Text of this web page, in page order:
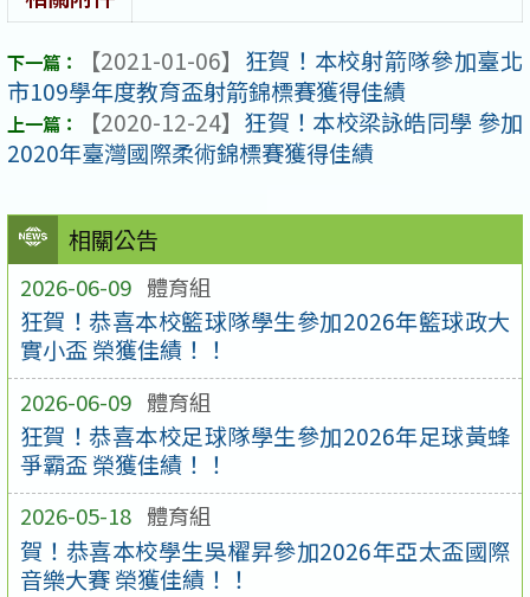
相關公告
2026-06-09 體育組
狂賀！恭喜本校籃球隊學生參加2026年籃球政大
實小盃 榮獲佳績！！
2026-06-09 體育組
狂賀！恭喜本校足球隊學生參加2026年足球黃蜂
爭霸盃 榮獲佳績！！
2026-05-18 體育組
賀！恭喜本校學生吳櫂昇參加2026年亞太盃國際
音樂大賽 榮獲佳績！！
【2021-01-06】 狂賀！本校射箭隊參加臺北
市109學年度教育盃射箭錦標賽獲得佳績
【2020-12-24】 狂賀！本校梁詠皓同學 參加
2020年臺灣國際柔術錦標賽獲得佳績